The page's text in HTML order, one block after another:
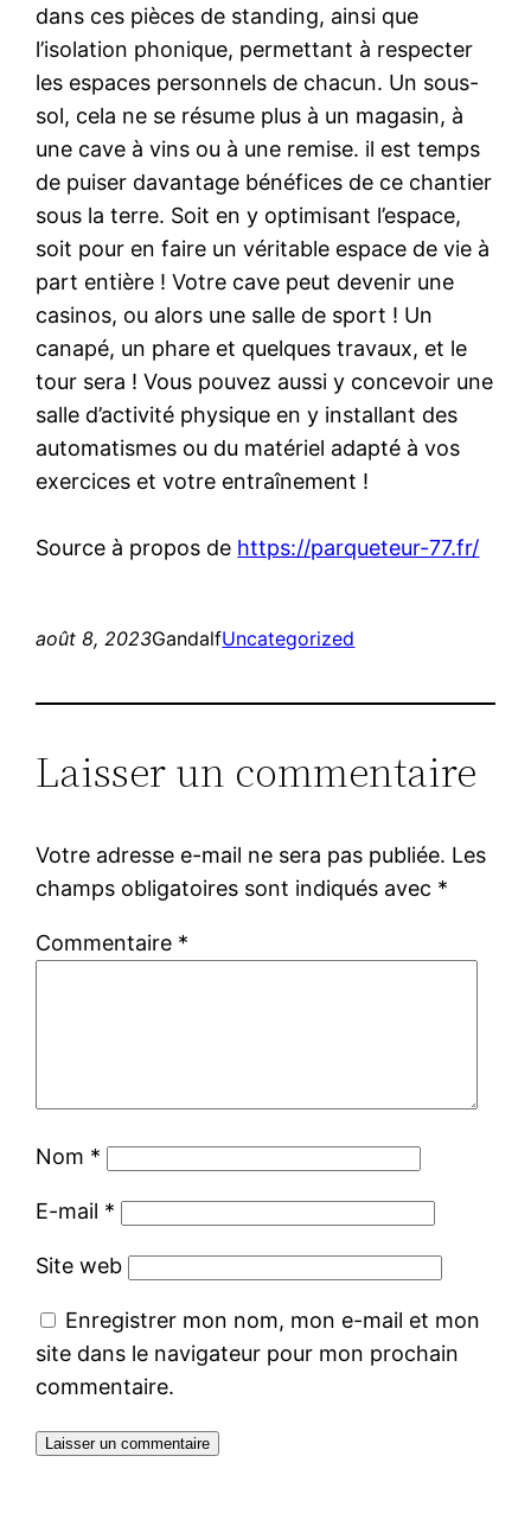
dans ces pièces de standing, ainsi que
l’isolation phonique, permettant à respecter
les espaces personnels de chacun. Un sous-
sol, cela ne se résume plus à un magasin, à
une cave à vins ou à une remise. il est temps
de puiser davantage bénéfices de ce chantier
sous la terre. Soit en y optimisant l’espace,
soit pour en faire un véritable espace de vie à
part entière ! Votre cave peut devenir une
casinos, ou alors une salle de sport ! Un
canapé, un phare et quelques travaux, et le
tour sera ! Vous pouvez aussi y concevoir une
salle d’activité physique en y installant des
automatismes ou du matériel adapté à vos
exercices et votre entraînement !
Source à propos de https://parqueteur-77.fr/
août 8, 2023GandalfUncategorized
Laisser un commentaire
Votre adresse e-mail ne sera pas publiée. Les
champs obligatoires sont indiqués avec *
Commentaire *
Nom *
E-mail *
Site web
Enregistrer mon nom, mon e-mail et mon
site dans le navigateur pour mon prochain
commentaire.